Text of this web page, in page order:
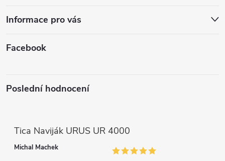
y
v
p
s
u
Informace pro vás
Facebook
Poslední hodnocení
Tica Naviják URUS UR 4000
Michal Machek